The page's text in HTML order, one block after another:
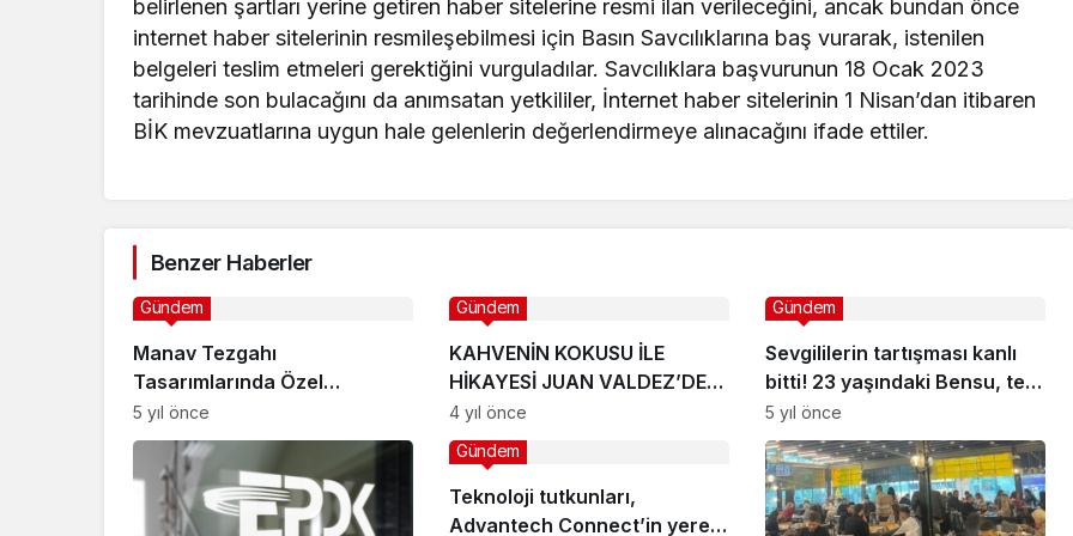
belirlenen şartları yerine getiren haber sitelerine resmi ilan verileceğini, ancak bundan önce
internet haber sitelerinin resmileşebilmesi için Basın Savcılıklarına baş vurarak, istenilen
belgeleri teslim etmeleri gerektiğini vurguladılar. Savcılıklara başvurunun 18 Ocak 2023
tarihinde son bulacağını da anımsatan yetkililer, İnternet haber sitelerinin 1 Nisan’dan itibaren
BİK mevzuatlarına uygun hale gelenlerin değerlendirmeye alınacağını ifade ettiler.
Benzer Haberler
Manav Tezgahı
Tasarımlarında Özel
Çalışmalar
Gündem
5 yıl önce
KAHVENİN KOKUSU İLE
HİKAYESİ JUAN VALDEZ’DE
BİR ARAYA GELDİ
Gündem
4 yıl önce
Sevgililerin tartışması kanlı
bitti! 23 yaşındaki Bensu, tek
kurşunla hayatını kaybetti
Gündem
5 yıl önce
Teknoloji tutkunları,
Advantech Connect’in yerel
Gündem